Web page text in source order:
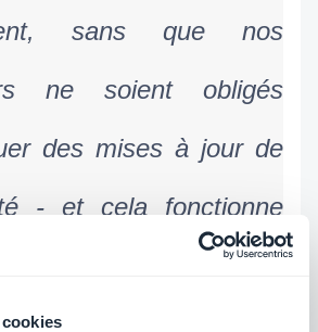
sans que nos
ne soient obligés
des mises à jour de
- et cela fonctionne